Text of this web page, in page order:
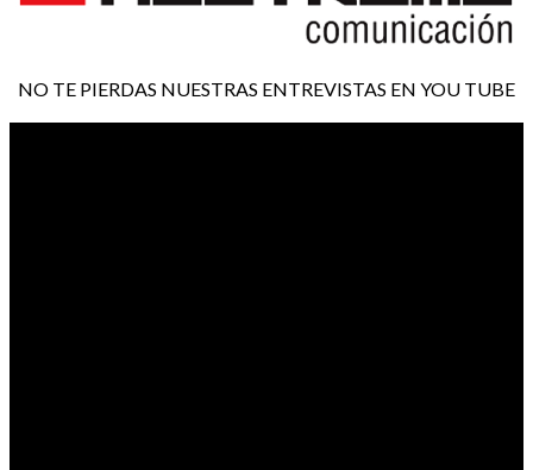
NO TE PIERDAS NUESTRAS ENTREVISTAS EN YOU TUBE